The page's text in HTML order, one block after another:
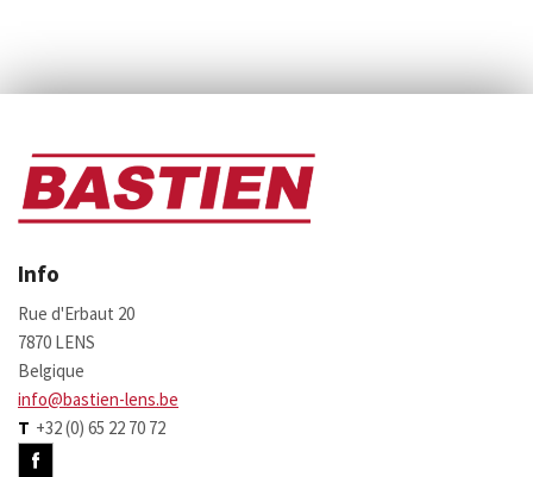
Info
Rue d'Erbaut 20
7870 LENS
Belgique
info@bastien-lens.be
T +32 (0) 65 22 70 72